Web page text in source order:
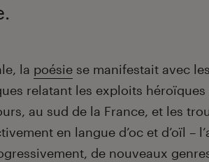
la poésie se manifestait avec
relatant les exploits héroïques
au sud de la France, et les
en langue d’oc et d’oïl –
de nouveaux